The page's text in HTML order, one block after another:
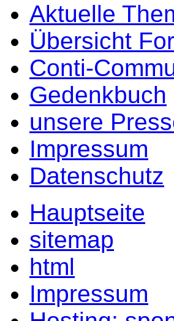
Aktuelle
Übersicht
Conti-
Gedenkbuch
unsere
Impressum
Datenschutz
Hauptseite
sitemap
html
Impressum